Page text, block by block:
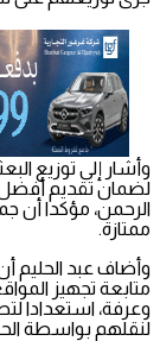
وأشار إلى توزيع
لضمان تقديم أفضل
الرحمن، مؤكدا أن
ممتازة.
وأضاف عبد الحليم
متابعة تجهيز
وعرفة، استعدادا
لنقلهم بواسطة